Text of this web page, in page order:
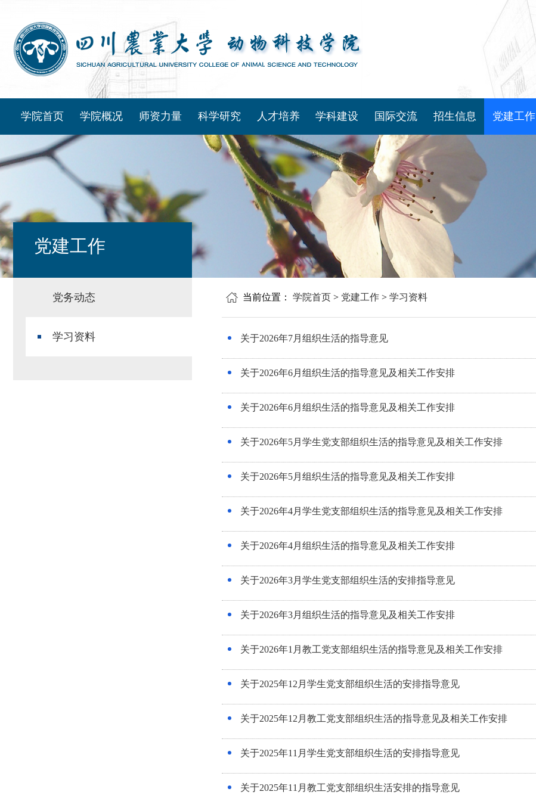
学院首页 学院概况 师资力量 科学研究 人才培养 学科建设 国际交流 招生信息 党建工作
党建工作
党务动态
学习资料
当前位置： 学院首页 > 党建工作 > 学习资料
关于2026年7月组织生活的指导意见
关于2026年6月组织生活的指导意见及相关工作安排
关于2026年6月组织生活的指导意见及相关工作安排
关于2026年5月学生党支部组织生活的指导意见及相关工作安排
关于2026年5月组织生活的指导意见及相关工作安排
关于2026年4月学生党支部组织生活的指导意见及相关工作安排
关于2026年4月组织生活的指导意见及相关工作安排
关于2026年3月学生党支部组织生活的安排指导意见
关于2026年3月组织生活的指导意见及相关工作安排
关于2026年1月教工党支部组织生活的指导意见及相关工作安排
关于2025年12月学生党支部组织生活的安排指导意见
关于2025年12月教工党支部组织生活的指导意见及相关工作安排
关于2025年11月学生党支部组织生活的安排指导意见
关于2025年11月教工党支部组织生活安排的指导意见